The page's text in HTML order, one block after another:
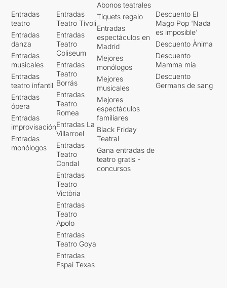
Entradas
teatro
Entradas
danza
Entradas
musicales
Entradas
teatro infantil
Entradas
ópera
Entradas
improvisación
Entradas
monólogos
Entradas
Teatro Tívoli
Entradas
Teatro
Coliseum
Entradas
Teatro
Borrás
Entradas
Teatro
Romea
Entradas La
Villarroel
Entradas
Teatro
Condal
Entradas
Teatro
Victòria
Entradas
Teatro
Apolo
Entradas
Teatro Goya
Entradas
Espai Texas
Abonos teatrales
Tiquets regalo
Entradas
espectáculos en
Madrid
Mejores
monólogos
Mejores
musicales
Mejores
espectáculos
familiares
Black Friday
Teatral
Gana entradas de
teatro gratis -
concursos
Descuento El
Mago Pop 'Nada
es imposible'
Descuento Ànima
Descuento
Mamma mia
Descuento
Germans de sang